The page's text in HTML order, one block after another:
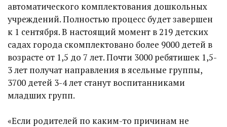
автоматического комплектования дошкольных
учреждений. Полностью процесс будет завершен
к 1 сентября. В настоящий момент в 219 детских
садах города скомплектовано более 9000 детей в
возрасте от 1,5 до 7 лет. Почти 3000 ребятишек 1,5-
3 лет получат направления в ясельные группы,
3700 детей 3-4 лет станут воспитанниками
младших групп.
«Если родителей по каким-то причинам не